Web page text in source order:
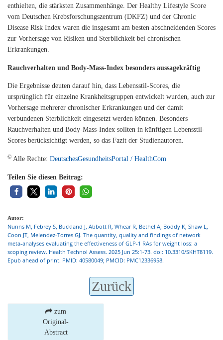
enthielten, die stärksten Zusammenhänge. Der Healthy Lifestyle Score
vom Deutschen Krebsforschungszentrum (DKFZ) und der Chronic
Disease Risk Index waren die insgesamt am besten abschneidenden Scores
zur Vorhersage von Risiken und Sterblichkeit bei chronischen
Erkrankungen.
Rauchverhalten und Body-Mass-Index besonders aussagekräftig
Die Ergebnisse deuten darauf hin, dass Lebensstil-Scores, die
ursprünglich für einzelne Krankheitsgruppen entwickelt wurden, auch zur
Vorhersage mehrerer chronischer Erkrankungen und der damit
verbundenen Sterblichkeit eingesetzt werden können. Besonders
Rauchverhalten und Body-Mass-Index sollten in künftigen Lebensstil-
Scores berücksichtigt werden, so das Fazit der Studienautoren.
© Alle Rechte: DeutschesGesundheitsPortal / HealthCom
Teilen Sie diesen Beitrag:
Autor:
Nunns M, Febrey S, Buckland J, Abbott R, Whear R, Bethel A, Boddy K, Shaw L,
Coon JT, Melendez-Torres GJ. The quantity, quality and findings of network
meta-analyses evaluating the effectiveness of GLP-1 RAs for weight loss: a
scoping review. Health Technol Assess. 2025 Jun 25:1-73. doi: 10.3310/SKHT8119.
Epub ahead of print. PMID: 40580049; PMCID: PMC12336958.
Zurück
zum
Original-
Abstract